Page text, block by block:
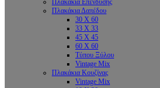
Πλακάκια Επένδυσης
Πλακάκια Δαπέδου
30 Χ 60
33 Χ 33
45 Χ 45
60 X 60
Τύπου Ξύλου
Vintage Mix
Πλακάκια Κουζίνας
Vintage Mix